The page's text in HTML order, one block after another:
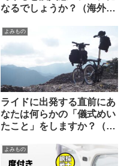
なるでしょうか？（海外掲
よみもの
ライドに出発する直前にあ
なたは何らかの「儀式めい
たこと」をしますか？（海
よみもの